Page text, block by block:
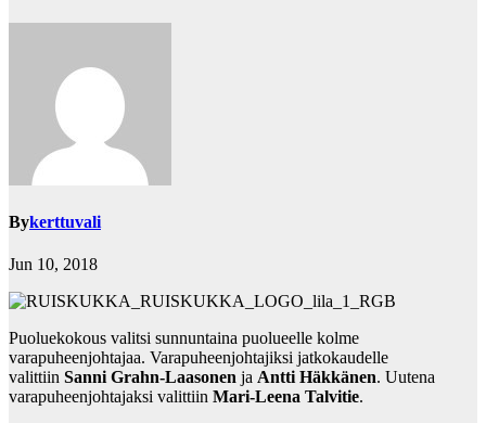
Bykerttuvali
Jun 10, 2018
Puoluekokous valitsi sunnuntaina puolueelle kolme
varapuheenjohtajaa. Varapuheenjohtajiksi jatkokaudelle
valittiin Sanni Grahn-Laasonen ja Antti Häkkänen. Uutena
varapuheenjohtajaksi valittiin Mari-Leena Talvitie.